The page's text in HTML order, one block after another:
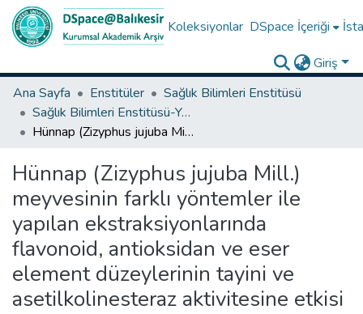
Koleksiyonlar DSpace İçeriği
Giriş
Ana Sayfa
Enstitüler
Sağlık Bilimleri Enstitüsü
Sağlık Bilimleri Enstitüsü-Yüksek Lisans Tezleri
Hünnap (Zizyphus jujuba Mill.) meyvesinin farklı yöntemler ile yapılan ekstraksiyonlarında flavonoid, antioksidan ve eser element düzeylerinin tayini ve asetilkolinesteraz aktivitesine etkisi
Hünnap (Zizyphus jujuba Mill.)
meyvesinin farklı yöntemler ile
yapılan ekstraksiyonlarında
flavonoid, antioksidan ve eser
element düzeylerinin tayini ve
asetilkolinesteraz aktivitesine etkisi